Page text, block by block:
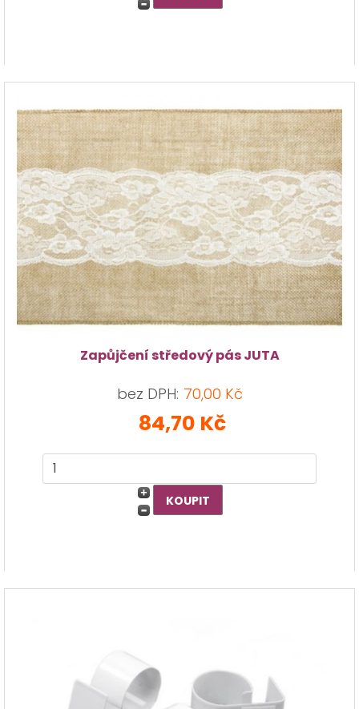
Zapůjčení středový pás JUTA
bez DPH: 70,00 Kč
84,70 Kč